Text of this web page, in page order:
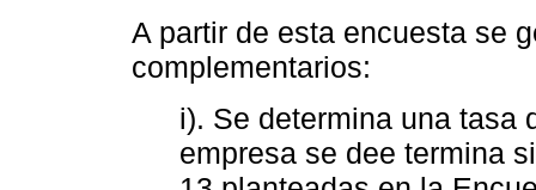
A partir de esta encuesta se
complementarios:
i). Se determina una tasa
empresa se dee termina